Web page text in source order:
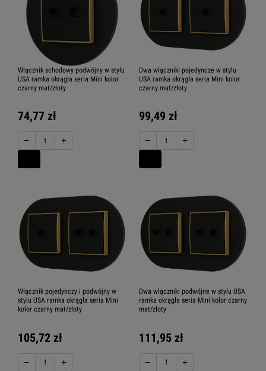
Włącznik schodowy podwójny w stylu
USA ramka okrągła seria Mini kolor
czarny mat/złoty
74,77 zł
− +
Dwa włączniki pojedyncze w stylu
USA ramka okrągła seria Mini kolor
czarny mat/złoty
99,49 zł
− +
Włącznik pojedynczy i podwójny w
stylu USA ramka okrągła seria Mini
kolor czarny mat/złoty
105,72 zł
− +
Dwa włączniki podwójne w stylu USA
ramka okrągła seria Mini kolor czarny
mat/złoty
111,95 zł
− +